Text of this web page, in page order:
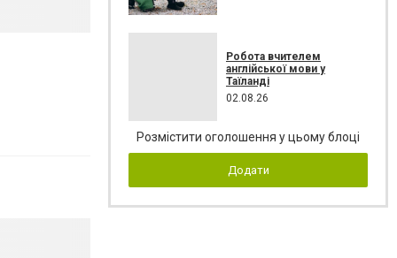
Робота вчителем
англійської мови у
Таїланді
02.08.26
Розмістити оголошення у цьому блоці
Додати